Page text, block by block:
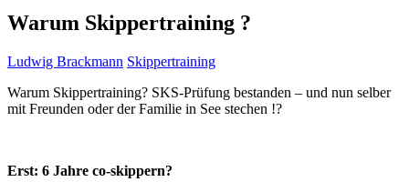
Warum Skippertraining ?
Ludwig Brackmann Skippertraining
Warum Skippertraining? SKS-Prüfung bestanden – und nun selber
mit Freunden oder der Familie in See stechen !?
Erst: 6 Jahre co-skippern?